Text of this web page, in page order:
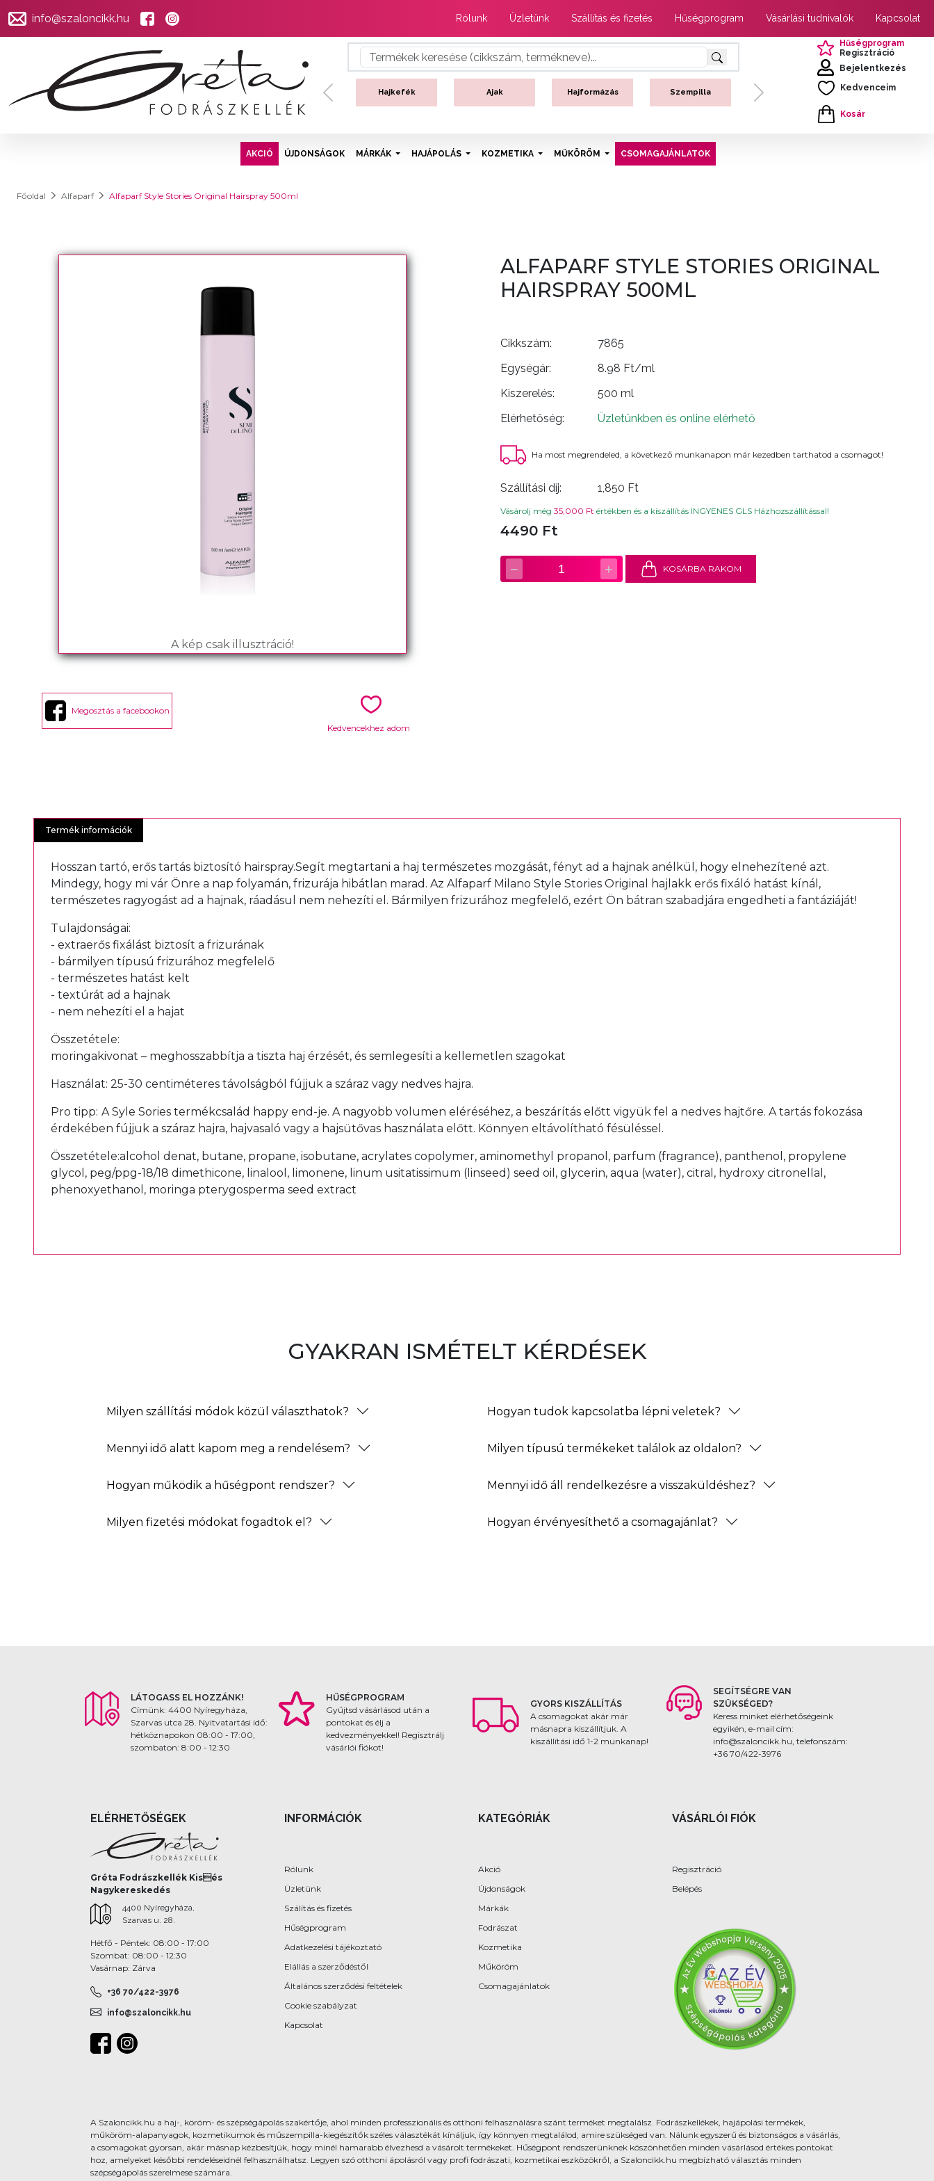
info@szaloncikk.hu Rólunk Üzletünk Szállítás és fizetés Hűségprogram Vásárlási tudnivalók Kapcsolat
Hajkefék Ajak Hajformázás Szempilla
Previous Next
Hűségprogram
Regisztráció
Bejelentkezés
Kedvenceim
Kosár
AKCIÓ ÚJDONSÁGOK MÁRKÁK HAJÁPOLÁS KOZMETIKA MŰKÖRÖM CSOMAGAJÁNLATOK
Főoldal Alfaparf Alfaparf Style Stories Original Hairspray 500ml
A kép csak illusztráció!
Megosztás a facebookon
Kedvencekhez adom
ALFAPARF STYLE STORIES ORIGINAL
HAIRSPRAY 500ML
Cikkszám:
7865
Egységár:
8.98 Ft/ml
Kiszerelés:
500 ml
Elérhetőség:
Üzletünkben és online elérhető
Ha most megrendeled, a következő munkanapon már kezedben tarthatod a csomagot!
Szállítási díj: 1,850 Ft
Vásárolj még 35,000 Ft értékben és a kiszállítás INGYENES GLS Házhozszállítással!
4490 Ft
− 1 + KOSÁRBA RAKOM
Termék információk
Hosszan tartó, erős tartás biztosító hairspray.Segít megtartani a haj természetes mozgását, fényt ad a hajnak anélkül, hogy elnehezítené azt.
Mindegy, hogy mi vár Önre a nap folyamán, frizurája hibátlan marad. Az Alfaparf Milano Style Stories Original hajlakk erős fixáló hatást kínál,
természetes ragyogást ad a hajnak, ráadásul nem nehezíti el. Bármilyen frizurához megfelelő, ezért Ön bátran szabadjára engedheti a fantáziáját!
Tulajdonságai:
- extraerős fixálást biztosít a frizurának
- bármilyen típusú frizurához megfelelő
- természetes hatást kelt
- textúrát ad a hajnak
- nem nehezíti el a hajat
Összetétele:
moringakivonat – meghosszabbítja a tiszta haj érzését, és semlegesíti a kellemetlen szagokat
Használat: 25-30 centiméteres távolságból fújjuk a száraz vagy nedves hajra.
Pro tipp: A Syle Sories termékcsalád happy end-je. A nagyobb volumen eléréséhez, a beszárítás előtt vigyük fel a nedves hajtőre. A tartás fokozása
érdekében fújjuk a száraz hajra, hajvasaló vagy a hajsütővas használata előtt. Könnyen eltávolítható fésüléssel.
Összetétele:alcohol denat, butane, propane, isobutane, acrylates copolymer, aminomethyl propanol, parfum (fragrance), panthenol, propylene
glycol, peg/ppg-18/18 dimethicone, linalool, limonene, linum usitatissimum (linseed) seed oil, glycerin, aqua (water), citral, hydroxy citronellal,
phenoxyethanol, moringa pterygosperma seed extract
GYAKRAN ISMÉTELT KÉRDÉSEK
Milyen szállítási módok közül választhatok?
Mennyi idő alatt kapom meg a rendelésem?
Hogyan működik a hűségpont rendszer?
Milyen fizetési módokat fogadtok el?
Hogyan tudok kapcsolatba lépni veletek?
Milyen típusú termékeket találok az oldalon?
Mennyi idő áll rendelkezésre a visszaküldéshez?
Hogyan érvényesíthető a csomagajánlat?
LÁTOGASS EL HOZZÁNK!
Címünk: 4400 Nyíregyháza,
Szarvas utca 28. Nyitvatartási idő:
hétköznapokon 08:00 - 17:00,
szombaton: 8:00 - 12:30
HŰSÉGPROGRAM
Gyűjtsd vásárlásod után a
pontokat és élj a
kedvezményekkel! Regisztrálj
vásárlói fiókot!
GYORS KISZÁLLÍTÁS
A csomagokat akár már
másnapra kiszállítjuk. A
kiszállítási idő 1-2 munkanap!
SEGÍTSÉGRE VAN
SZÜKSÉGED?
Keress minket elérhetőségeink
egyikén, e-mail cím:
info@szaloncikk.hu, telefonszám:
+36 70/422-3976
ELÉRHETŐSÉGEK
Gréta Fodrászkellék Kisés
Nagykereskedés
4400 Nyíregyháza,
Szarvas u. 28.
Hétfő - Péntek: 08:00 - 17:00
Szombat: 08:00 - 12:30
Vasárnap: Zárva
+36 70/422-3976
info@szaloncikk.hu
INFORMÁCIÓK
Rólunk
Üzletünk
Szálítás és fizetés
Hűségprogram
Adatkezelési tájékoztató
Elállás a szerződéstől
Általános szerződési feltételek
Cookie szabályzat
Kapcsolat
KATEGÓRIÁK
Akció
Újdonságok
Márkák
Fodrászat
Kozmetika
Műköröm
Csomagajánlatok
VÁSÁRLÓI FIÓK
Regisztráció
Belépés
A Szaloncikk.hu a haj-, köröm- és szépségápolás szakértője, ahol minden professzionális és otthoni felhasználásra szánt terméket megtalálsz. Fodrászkellékek, hajápolási termékek,
műköröm-alapanyagok, kozmetikumok és műszempilla-kiegészítők széles választékát kínáljuk, így könnyen megtalálod, amire szükséged van. Nálunk egyszerű és biztonságos a vásárlás,
a csomagokat gyorsan, akár másnap kézbesítjük, hogy minél hamarabb élvezhesd a vásárolt termékeket. Hűségpont rendszerünknek köszönhetően minden vásárlásod értékes pontokat
hoz, amelyeket későbbi rendeléseidnél felhasználhatsz. Legyen szó otthoni ápolásról vagy profi fodrászati, kozmetikai eszközökről, a Szaloncikk.hu megbízható választás minden
szépségápolás szerelmese számára.